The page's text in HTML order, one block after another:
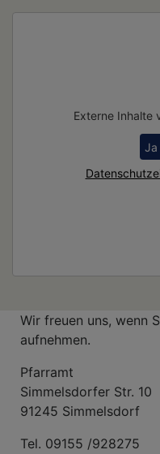
Externe Inhalte
Ja
Wir freuen uns, wenn
aufnehmen.
Pfarramt
Simmelsdorfer Str. 10
91245 Simmelsdorf
Tel. 09155 /928275